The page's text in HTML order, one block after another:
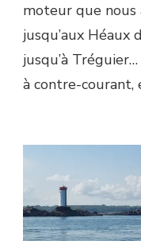
moteur que
jusqu’aux Héaux
jusqu’à
à contre-courant,